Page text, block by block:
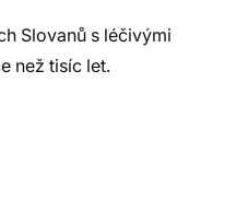
Slovanů s léčivými
než tisíc let.